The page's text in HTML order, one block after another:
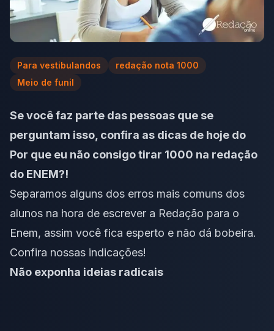
Para vestibulandos
redação nota 1000
Meio de funil
Se você faz parte das pessoas que se
perguntam isso, confira as dicas de hoje do
Por que eu não consigo tirar 1000 na redação
do ENEM?!
Separamos alguns dos erros mais comuns dos
alunos na hora de escrever a Redação para o
Enem, assim você fica esperto e não dá bobeira.
Confira nossas indicações!
Não exponha ideias radicais